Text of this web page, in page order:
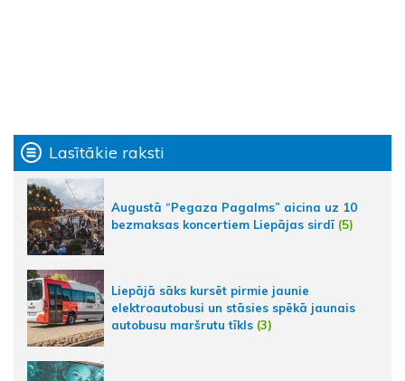
Lasītākie raksti
Augustā “Pegaza Pagalms” aicina uz 10
bezmaksas koncertiem Liepājas sirdī (5)
Liepājā sāks kursēt pirmie jaunie
elektroautobusi un stāsies spēkā jaunais
autobusu maršrutu tīkls (3)